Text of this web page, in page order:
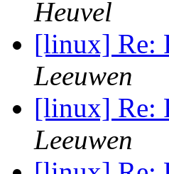
Heuvel
[linux] Re:
Leeuwen
[linux] Re:
Leeuwen